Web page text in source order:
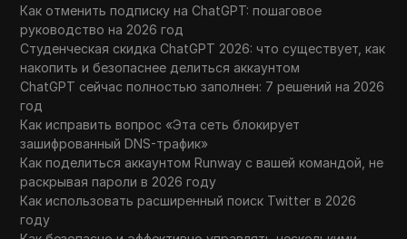
Как отменить подписку на ChatGPT: пошаговое
руководство на 2026 год
Студенческая скидка ChatGPT 2026: что существует, как
накопить и безопаснее делиться аккаунтом
ChatGPT сейчас полностью заполнен: 7 решений на 2026
год
Как исправить вопрос «Эта сеть блокирует
зашифрованный DNS-трафик»
Как поделиться аккаунтом Runway с вашей командой, не
раскрывая пароли в 2026 году
Как использовать расширенный поиск Twitter в 2026
году